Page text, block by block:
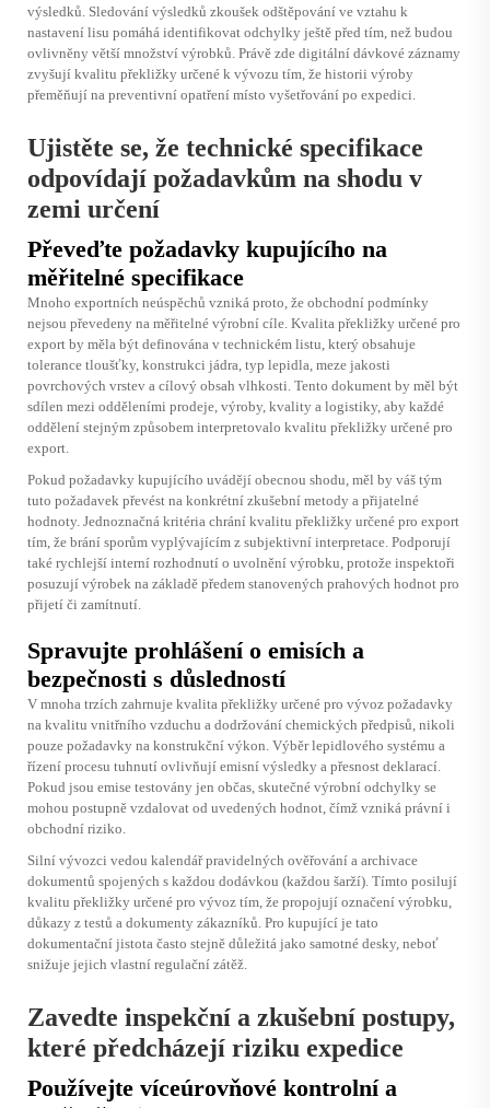
výsledků. Sledování výsledků zkoušek odštěpování ve vztahu k
nastavení lisu pomáhá identifikovat odchylky ještě před tím, než budou
ovlivněny větší množství výrobků. Právě zde digitální dávkové záznamy
zvyšují kvalitu překližky určené k vývozu tím, že historii výroby
přeměňují na preventivní opatření místo vyšetřování po expedici.
Ujistěte se, že technické specifikace
odpovídají požadavkům na shodu v
zemi určení
Převeďte požadavky kupujícího na
měřitelné specifikace
Mnoho exportních neúspěchů vzniká proto, že obchodní podmínky
nejsou převedeny na měřitelné výrobní cíle. Kvalita překližky určené pro
export by měla být definována v technickém listu, který obsahuje
tolerance tloušťky, konstrukci jádra, typ lepidla, meze jakosti
povrchových vrstev a cílový obsah vlhkosti. Tento dokument by měl být
sdílen mezi odděleními prodeje, výroby, kvality a logistiky, aby každé
oddělení stejným způsobem interpretovalo kvalitu překližky určené pro
export.
Pokud požadavky kupujícího uvádějí obecnou shodu, měl by váš tým
tuto požadavek převést na konkrétní zkušební metody a přijatelné
hodnoty. Jednoznačná kritéria chrání kvalitu překližky určené pro export
tím, že brání sporům vyplývajícím z subjektivní interpretace. Podporují
také rychlejší interní rozhodnutí o uvolnění výrobku, protože inspektoři
posuzují výrobek na základě předem stanovených prahových hodnot pro
přijetí či zamítnutí.
Spravujte prohlášení o emisích a
bezpečnosti s důsledností
V mnoha trzích zahrnuje kvalita překližky určené pro vývoz požadavky
na kvalitu vnitřního vzduchu a dodržování chemických předpisů, nikoli
pouze požadavky na konstrukční výkon. Výběr lepidlového systému a
řízení procesu tuhnutí ovlivňují emisní výsledky a přesnost deklarací.
Pokud jsou emise testovány jen občas, skutečné výrobní odchylky se
mohou postupně vzdalovat od uvedených hodnot, čímž vzniká právní i
obchodní riziko.
Silní vývozci vedou kalendář pravidelných ověřování a archivace
dokumentů spojených s každou dodávkou (každou šarží). Tímto posilují
kvalitu překližky určené pro vývoz tím, že propojují označení výrobku,
důkazy z testů a dokumenty zákazníků. Pro kupující je tato
dokumentační jistota často stejně důležitá jako samotné desky, neboť
snižuje jejich vlastní regulační zátěž.
Zavedte inspekční a zkušební postupy,
které předcházejí riziku expedice
Používejte víceúrovňové kontrolní a